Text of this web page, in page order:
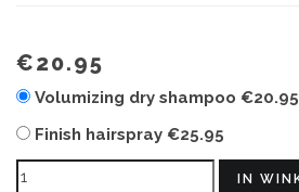
€20.95
Volumizing dry shampoo €20.95
Finish hairspray €25.95